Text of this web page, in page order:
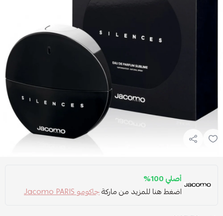
أصلي 100%
اضغط هنا للمزيد من ماركةجاكومو Jacomo PARIS